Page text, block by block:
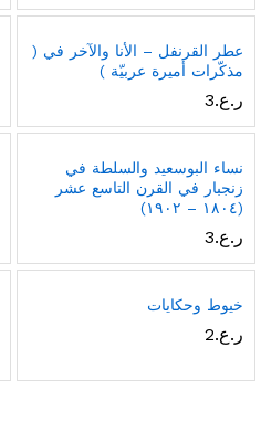
عطر القرنفل – الأنا والآخر في (
مذكّرات أميرة عربيّة )
ر.ع.3
نساء البوسعيد والسلطة في
زنجبار في القرن التاسع عشر
(١٨٠٤ – ١٩٠٢)
ر.ع.3
خيوط وحكايات
ر.ع.2